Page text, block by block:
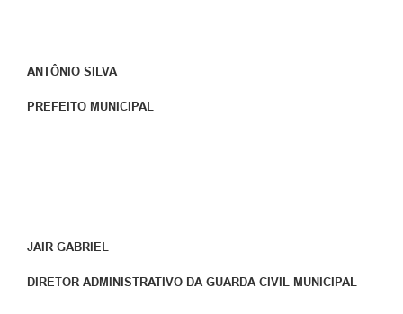
ANTÔNIO SILVA
PREFEITO MUNICIPAL
JAIR GABRIEL
DIRETOR ADMINISTRATIVO DA GUARDA CIVIL MUNICIPAL